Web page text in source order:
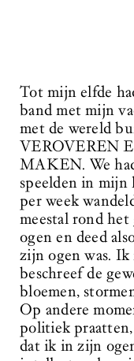
Tot mijn elfde
band met mijn
met de wereld
VEROVEREN
MAKEN. We
speelden in mijn
per week
meestal rond
ogen en deed
zijn ogen was. Ik
beschreef de
bloemen,
Op andere
politiek
dat ik in zijn